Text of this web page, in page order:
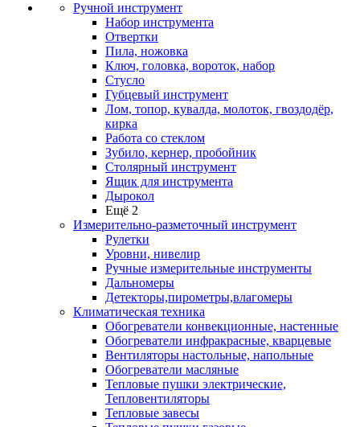
Ручной инструмент
Набор инструмента
Отвертки
Пила, ножовка
Ключ, головка, вороток, набор
Стусло
Губцевый инструмент
Лом, топор, кувалда, молоток, гвоздодёр,
кирка
Работа со стеклом
Зубило, кернер, пробойник
Столярный инструмент
Ящик для инструмента
Дырокол
Ещё 2
Измерительно-разметочный инструмент
Рулетки
Уровни, нивелир
Ручные измерительные инструменты
Дальномеры
Детекторы,пирометры,влагомеры
Климатическая техника
Обогреватели конвекционные, настенные
Обогреватели инфракрасные, кварцевые
Вентиляторы настольные, напольные
Обогреватели масляные
Тепловые пушки электрические,
Тепловентиляторы
Тепловые завесы